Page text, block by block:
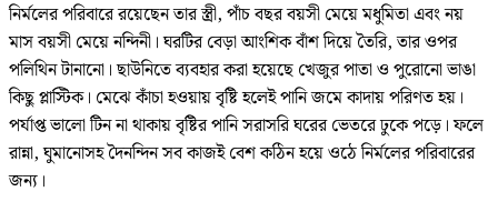
নির্মলের পরিবারে রয়েছেন তার স্ত্রী, পাঁচ বছর বয়সী মেয়ে মধুমিতা এবং নয়
মাস বয়সী মেয়ে নন্দিনী। ‎ঘরটির বেড়া আংশিক বাঁশ দিয়ে তৈরি, তার ওপর
পলিথিন টানানো। ছাউনিতে ব্যবহার করা হয়েছে খেজুর পাতা ও পুরোনো ভাঙা
কিছু প্লাস্টিক। মেঝে কাঁচা হওয়ায় বৃষ্টি হলেই পানি জমে কাদায় পরিণত হয়।
পর্যাপ্ত ভালো টিন না থাকায় বৃষ্টির পানি সরাসরি ঘরের ভেতরে ঢুকে পড়ে। ফলে
রান্না, ঘুমানোসহ দৈনন্দিন সব কাজই বেশ কঠিন হয়ে ওঠে নির্মলের পরিবারের
জন্য।